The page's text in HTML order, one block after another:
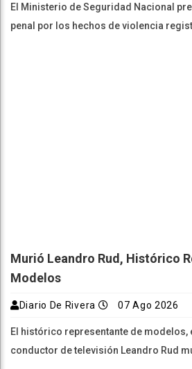
El Ministerio de Seguridad Nacional
penal por los hechos de violencia
Murió Leandro Rud, Histórico
Modelos
Diario De Rivera 07 Ago 2026
El histórico representante de modelos,
conductor de televisión Leandro Rud